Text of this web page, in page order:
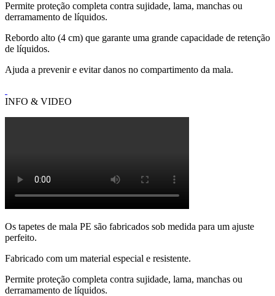
Permite proteção completa contra sujidade, lama, manchas ou
derramamento de líquidos.
Rebordo alto (4 cm) que garante uma grande capacidade de retenção
de líquidos.
Ajuda a prevenir e evitar danos no compartimento da mala.
INFO & VIDEO
Os tapetes de mala PE são fabricados sob medida para um ajuste
perfeito.
Fabricado com um material especial e resistente.
Permite proteção completa contra sujidade, lama, manchas ou
derramamento de líquidos.